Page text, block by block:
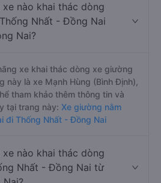
xe nào khai thác dòng
Nhất - Đồng Nai
Nai?
xe khai thác dòng xe giường
này là xe Mạnh Hùng (Bình Định),
tham khảo thêm thông tin và
tại trang này: Xe giường nằm
đi Thống Nhất - Đồng Nai
xe nào khai thác dòng
Nhất - Đồng Nai từ